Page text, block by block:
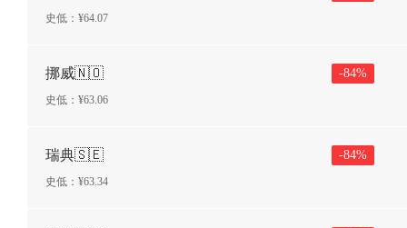
史低：¥64.07
挪威🇳🇴 -84%
史低：¥63.06
瑞典🇸🇪 -84%
史低：¥63.34